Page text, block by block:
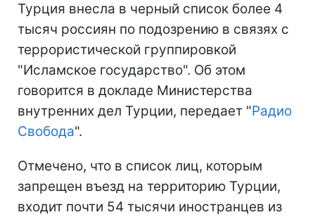
Турция внесла в черный список более 4
тысяч россиян по подозрению в связях с
террористической группировкой
"Исламское государство". Об этом
говорится в докладе Министерства
внутренних дел Турции, передает "Радио
Свобода".
Отмечено, что в список лиц, которым
запрещен въезд на территорию Турции,
входит почти 54 тысячи иностранцев из